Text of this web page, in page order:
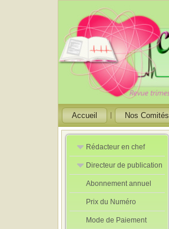
Accueil Nos Comités
Rédacteur en chef
Rédacteurs en
Chef Adjoint
Directeur de publication
Directeur de
publication
adjoint
Abonnement annuel
Prix du Numéro
Mode de Paiement